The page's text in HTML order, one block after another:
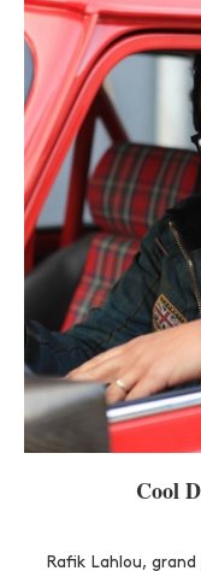
Cool
Rafik Lahlou,